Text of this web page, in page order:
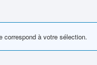
correspond à votre sélection.